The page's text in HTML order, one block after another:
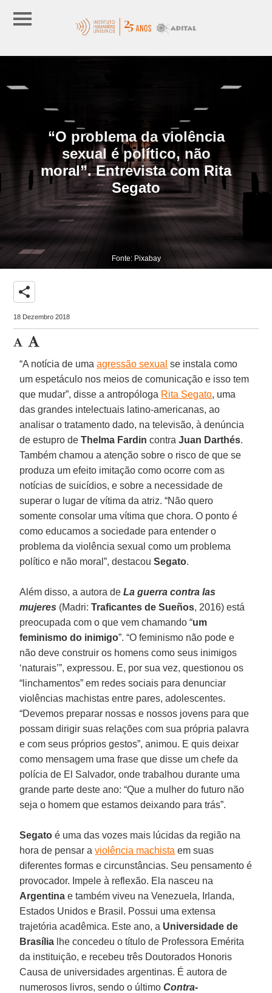
“O problema da violência
sexual é político, não
moral”. Entrevista com Rita
Segato
Fonte: Pixabay
share
18 Dezembro 2018
“A notícia de umaagressão sexual se instala como
um espetáculo nos meios de comunicação e isso tem
que mudar”, disse a antropóloga Rita Segato, uma
das grandes intelectuais latino-americanas, ao
analisar o tratamento dado, na televisão, à denúncia
de estupro deThelma Fardin contraJuan Darthés.
Também chamou a atenção sobre o risco de que se
produza um efeito imitação como ocorre com as
notícias de suicídios, e sobre a necessidade de
superar o lugar de vítima da atriz. “Não quero
somente consolar uma vítima que chora. O ponto é
como educamos a sociedade para entender o
problema da violência sexual como um problema
político e não moral”, destacouSegato.
Além disso, a autora deLa guerra contra las
mujeres (Madri:Traficantes de Sueños, 2016) está
preocupada com o que vem chamando “um
feminismo do inimigo”. “O feminismo não pode e
não deve construir os homens como seus inimigos
‘naturais’”, expressou. E, por sua vez, questionou os
“linchamentos” em redes sociais para denunciar
violências machistas entre pares, adolescentes.
“Devemos preparar nossas e nossos jovens para que
possam dirigir suas relações com sua própria palavra
e com seus próprios gestos”, animou. E quis deixar
como mensagem uma frase que disse um chefe da
polícia de El Salvador, onde trabalhou durante uma
grande parte deste ano: “Que a mulher do futuro não
seja o homem que estamos deixando para trás”.
Segato é uma das vozes mais lúcidas da região na
hora de pensar aviolência machista em suas
diferentes formas e circunstâncias. Seu pensamento é
provocador. Impele à reflexão. Ela nasceu na
Argentina e também viveu na Venezuela, Irlanda,
Estados Unidos e Brasil. Possui uma extensa
trajetória acadêmica. Este ano, a Universidade de
Brasília lhe concedeu o título de Professora Emérita
da instituição, e recebeu três Doutorados Honoris
Causa de universidades argentinas. É autora de
numerosos livros, sendo o últimoContra-